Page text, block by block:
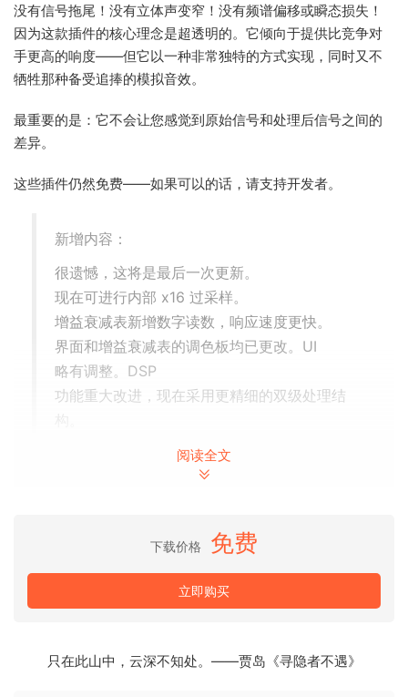
没有信号拖尾！没有立体声变窄！没有频谱偏移或瞬态损失！
因为这款插件的核心理念是超透明的。它倾向于提供比竞争对
手更高的响度——但它以一种非常独特的方式实现，同时又不
牺牲那种备受追捧的模拟音效。
最重要的是：它不会让您感觉到原始信号和处理后信号之间的
差异。
这些插件仍然免费——如果可以的话，请支持开发者。
新增内容：
很遗憾，这将是最后一次更新。
现在可进行内部 x16 过采样。
增益衰减表新增数字读数，响应速度更快。
界面和增益衰减表的调色板均已更改。UI
略有调整。DSP
功能重大改进，现在采用更精细的双级处理结
We’re picking up right where we left off!
shifts or transient loss! Because at the heart of this plugin
lies an ultra-transparent philosophy. It tends to deliver
much higher loudness compared to its competitors— but it
does so in a very different way, without sacrificing that
And best of all: it does this without making you feel the
阅读全文
下载价格 免费
立即购买
只在此山中，云深不知处。——贾岛《寻隐者不遇》